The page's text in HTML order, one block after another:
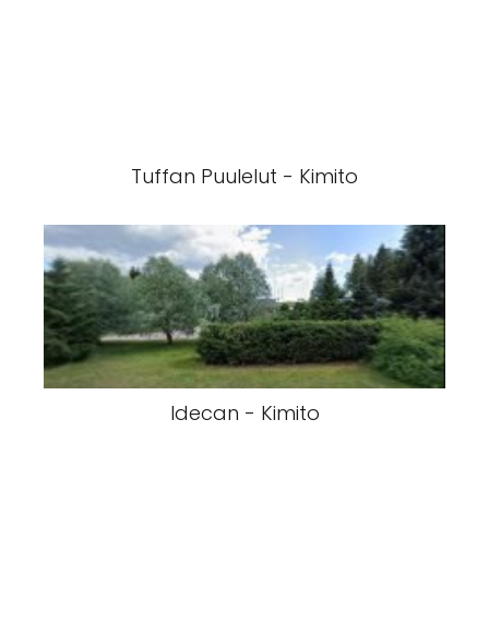
Tuffan Puulelut - Kimito
Idecan - Kimito